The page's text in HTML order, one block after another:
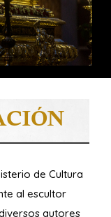
de Cultura
al escultor
autores